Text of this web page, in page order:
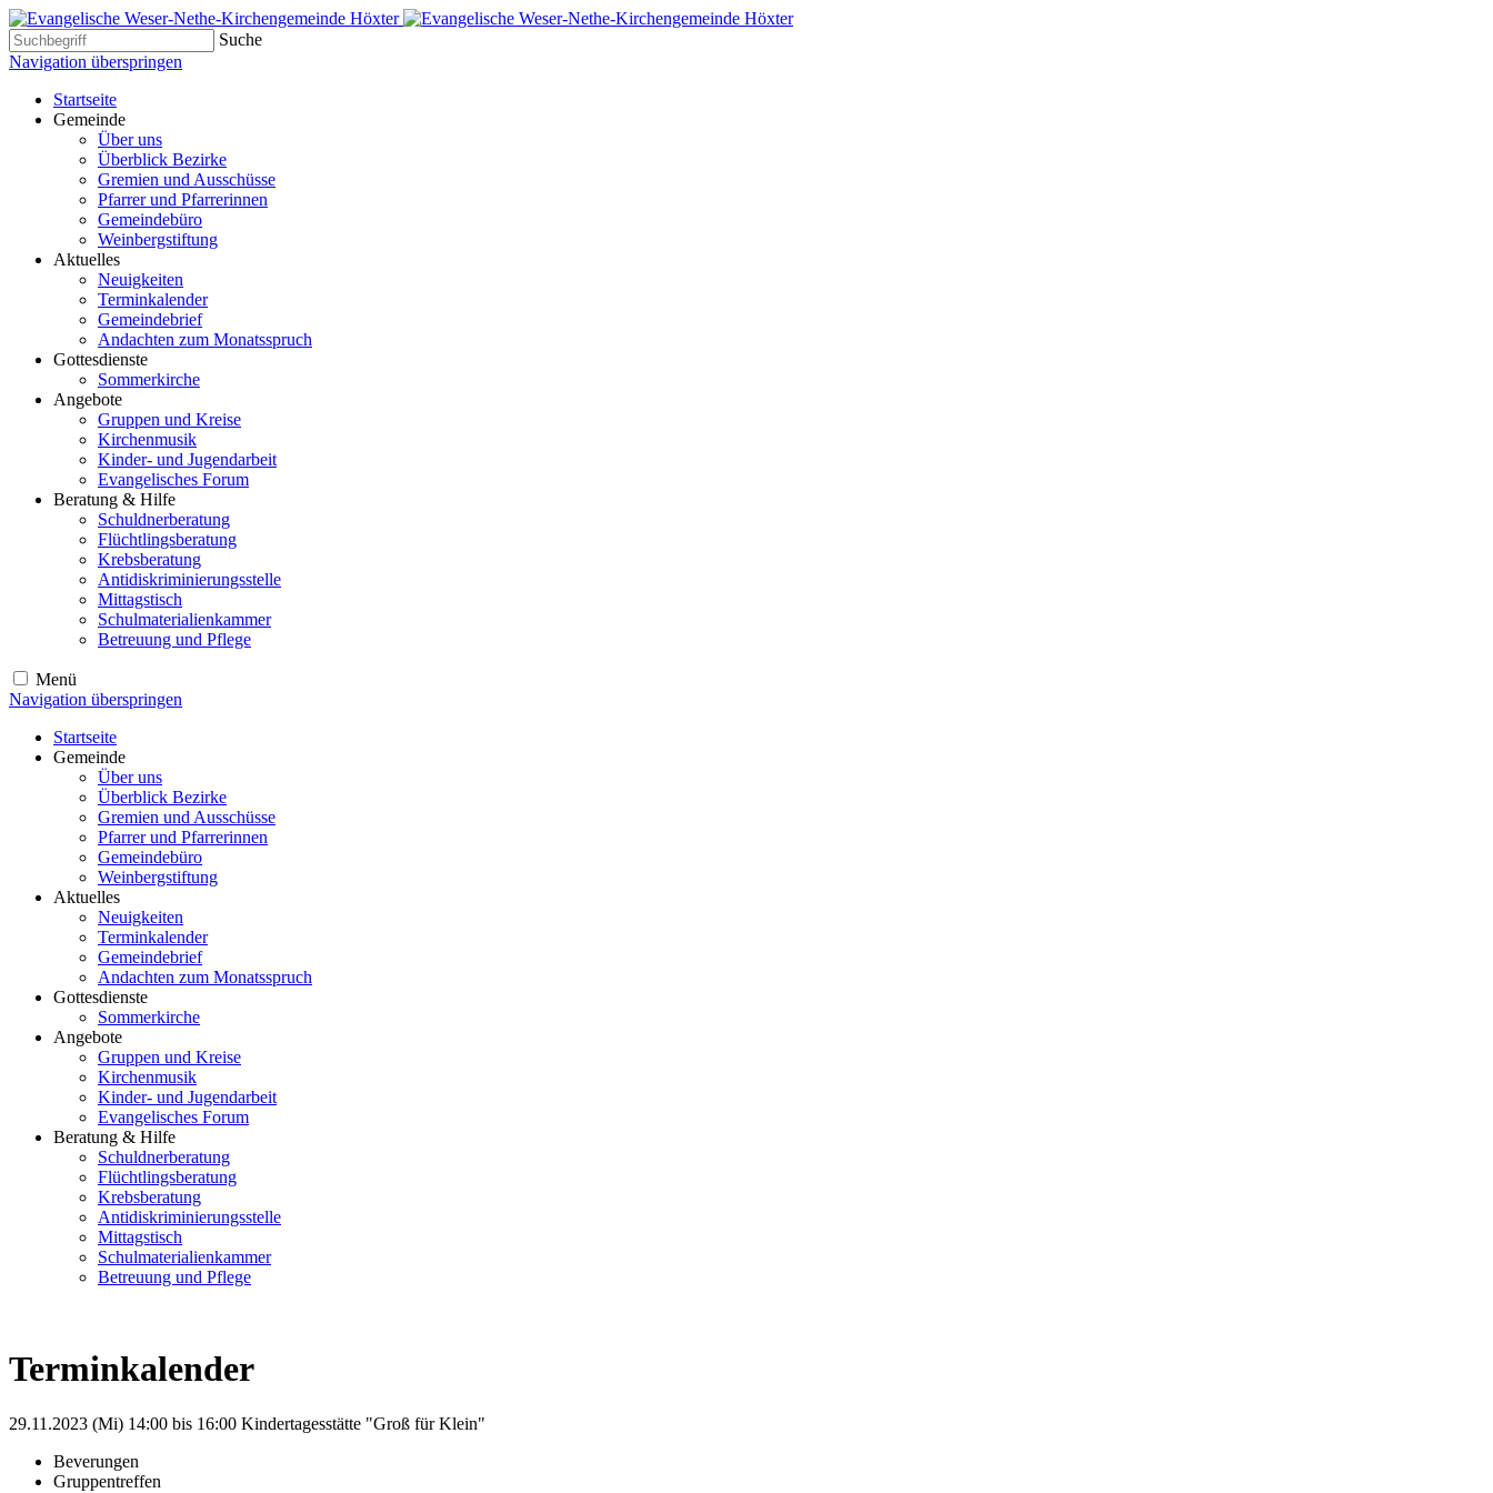
Suche
Navigation überspringen
Startseite
Gemeinde
Über uns
Überblick Bezirke
Gremien und Ausschüsse
Pfarrer und Pfarrerinnen
Gemeindebüro
Weinbergstiftung
Aktuelles
Neuigkeiten
Terminkalender
Gemeindebrief
Andachten zum Monatsspruch
Gottesdienste
Sommerkirche
Angebote
Gruppen und Kreise
Kirchenmusik
Kinder- und Jugendarbeit
Evangelisches Forum
Beratung & Hilfe
Schuldnerberatung
Flüchtlingsberatung
Krebsberatung
Antidiskriminierungsstelle
Mittagstisch
Schulmaterialienkammer
Betreuung und Pflege
Menü
Navigation überspringen
Startseite
Gemeinde
Über uns
Überblick Bezirke
Gremien und Ausschüsse
Pfarrer und Pfarrerinnen
Gemeindebüro
Weinbergstiftung
Aktuelles
Neuigkeiten
Terminkalender
Gemeindebrief
Andachten zum Monatsspruch
Gottesdienste
Sommerkirche
Angebote
Gruppen und Kreise
Kirchenmusik
Kinder- und Jugendarbeit
Evangelisches Forum
Beratung & Hilfe
Schuldnerberatung
Flüchtlingsberatung
Krebsberatung
Antidiskriminierungsstelle
Mittagstisch
Schulmaterialienkammer
Betreuung und Pflege
Terminkalender
29.11.2023 (Mi) 14:00 bis 16:00 Kindertagesstätte "Groß für Klein"
Beverungen
Gruppentreffen